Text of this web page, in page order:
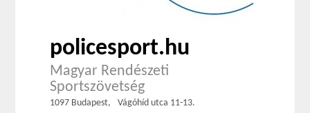
policesport.hu
Magyar Rendészeti
Sportszövetség
1097 Budapest,
Vágóhíd utca 11-13.